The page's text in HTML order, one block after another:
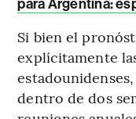
para Argentina:
Si bien el
explícitamente
dentro de dos